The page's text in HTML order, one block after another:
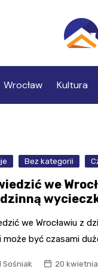
Wrocław Kultura
Bez kategorii
we
we Wrocławiu z
może być czasami
Sośniak 20